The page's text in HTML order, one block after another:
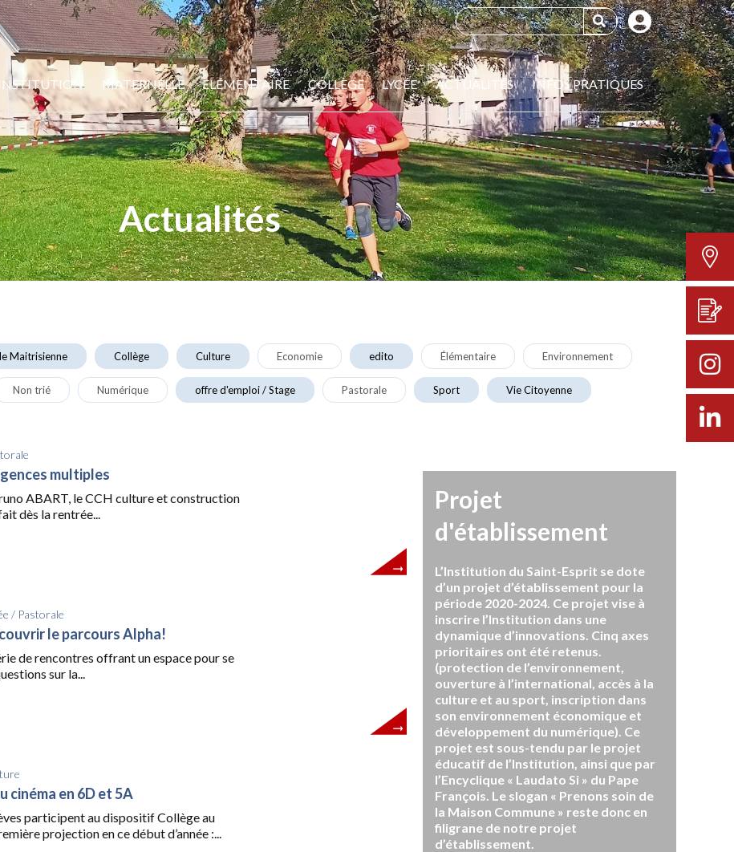
INSTITUTION MATERNELLE ELÉMENTAIRE COLLÈGE LYCÉE ACTUALITÉS INFOS PRATIQUES
Actualités
Maitrisienne Collège Culture Economie edito Élémentaire Environnement
Non trié Numérique offre d'emploi / Stage Pastorale Sport Vie Citoyenne
multiples
ABART, le CCH culture et construction
dès la rentrée...
/ Pastorale
le parcours Alpha!
de rencontres offrant un espace pour se
sur la...
cinéma en 6D et 5A
participent au dispositif Collège au
projection en ce début d’année :...
Projet
d'établissement
L’Institution du Saint-Esprit se dote
d’un projet d’établissement pour la
période 2020-2024. Ce projet vise à
inscrire l’Institution dans une
dynamique d’innovations. Cinq axes
prioritaires ont été retenus.
(protection de l’environnement,
ouverture à l’international, accès à la
culture et au sport, inscription dans
son environnement économique et
développement du numérique). Ce
projet est sous-tendu par le projet
éducatif de l’Institution, ainsi que par
l’Encyclique « Laudato Si » du Pape
François. Le slogan « Prenons soin de
la Maison Commune » reste donc en
filigrane de notre projet
d’établissement.